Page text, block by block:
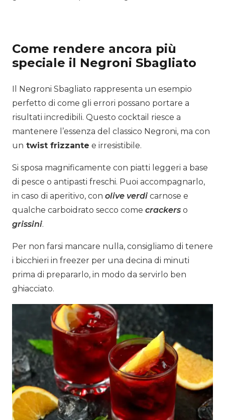
Come rendere ancora più
speciale il Negroni Sbagliato
Il Negroni Sbagliato rappresenta un esempio
perfetto di come gli errori possano portare a
risultati incredibili. Questo cocktail riesce a
mantenere l’essenza del classico Negroni, ma con
un twist frizzante e irresistibile.
Si sposa magnificamente con piatti leggeri a base
di pesce o antipasti freschi. Puoi accompagnarlo,
in caso di aperitivo, con olive verdi carnose e
qualche carboidrato secco come crackers o
grissini.
Per non farsi mancare nulla, consigliamo di tenere
i bicchieri in freezer per una decina di minuti
prima di prepararlo, in modo da servirlo ben
ghiacciato.